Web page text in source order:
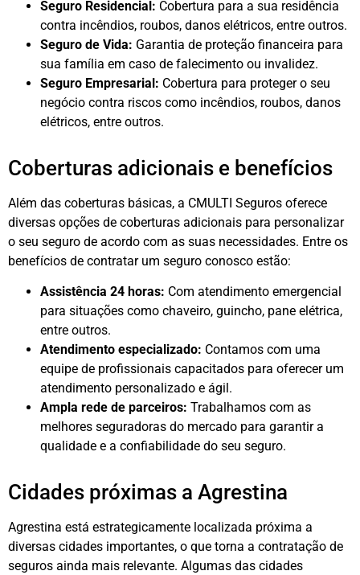
Seguro Residencial: Cobertura para a sua residência
contra incêndios, roubos, danos elétricos, entre outros.
Seguro de Vida: Garantia de proteção financeira para
sua família em caso de falecimento ou invalidez.
Seguro Empresarial: Cobertura para proteger o seu
negócio contra riscos como incêndios, roubos, danos
elétricos, entre outros.
Coberturas adicionais e benefícios
Além das coberturas básicas, a CMULTI Seguros oferece
diversas opções de coberturas adicionais para personalizar
o seu seguro de acordo com as suas necessidades. Entre os
benefícios de contratar um seguro conosco estão:
Assistência 24 horas: Com atendimento emergencial
para situações como chaveiro, guincho, pane elétrica,
entre outros.
Atendimento especializado: Contamos com uma
equipe de profissionais capacitados para oferecer um
atendimento personalizado e ágil.
Ampla rede de parceiros: Trabalhamos com as
melhores seguradoras do mercado para garantir a
qualidade e a confiabilidade do seu seguro.
Cidades próximas a Agrestina
Agrestina está estrategicamente localizada próxima a
diversas cidades importantes, o que torna a contratação de
seguros ainda mais relevante. Algumas das cidades